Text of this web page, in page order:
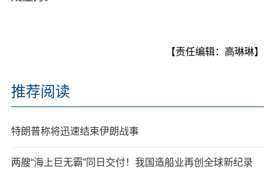
【责任编辑：高琳琳】
推荐阅读
特朗普称将迅速结束伊朗战事
两艘“海上巨无霸”同日交付！我国造船业再创全球新纪录